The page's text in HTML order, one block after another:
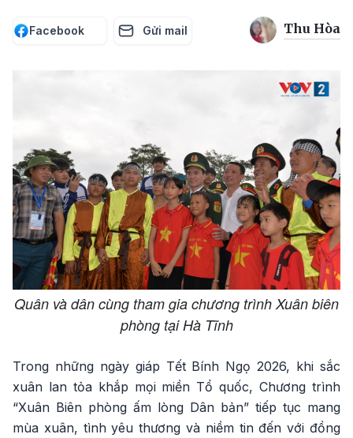
Facebook Gửi mail Thu Hòa
Quân và dân cùng tham gia chương trình Xuân biên
phòng tại Hà Tĩnh
Trong những ngày giáp Tết Bính Ngọ 2026, khi sắc
xuân lan tỏa khắp mọi miền Tổ quốc, Chương trình
“Xuân Biên phòng ấm lòng Dân bản” tiếp tục mang
mùa xuân, tình yêu thương và niềm tin đến với đồng